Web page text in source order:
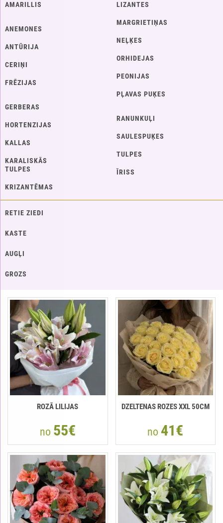
AMARILLIS
ANEMONES
ANTŪRIJA
CERIŅI
FRĒZIJAS
GERBERAS
HORTENZIJAS
KALLAS
KARALISKĀS
TULPES
KRIZANTĒMAS
LIZANTES
MARGRIETIŅAS
NEĻĶES
ORHIDEJAS
PEONIJAS
PĻAVAS PUĶES
RANUNKUĻI
SAULESPUĶES
TULPES
ĪRISS
RETIE ZIEDI
KASTE
AUGĻI
GROZS
ROZĀ LILIJAS
no 55€
DZELTENAS ROZES XXL 50CM
no 41€